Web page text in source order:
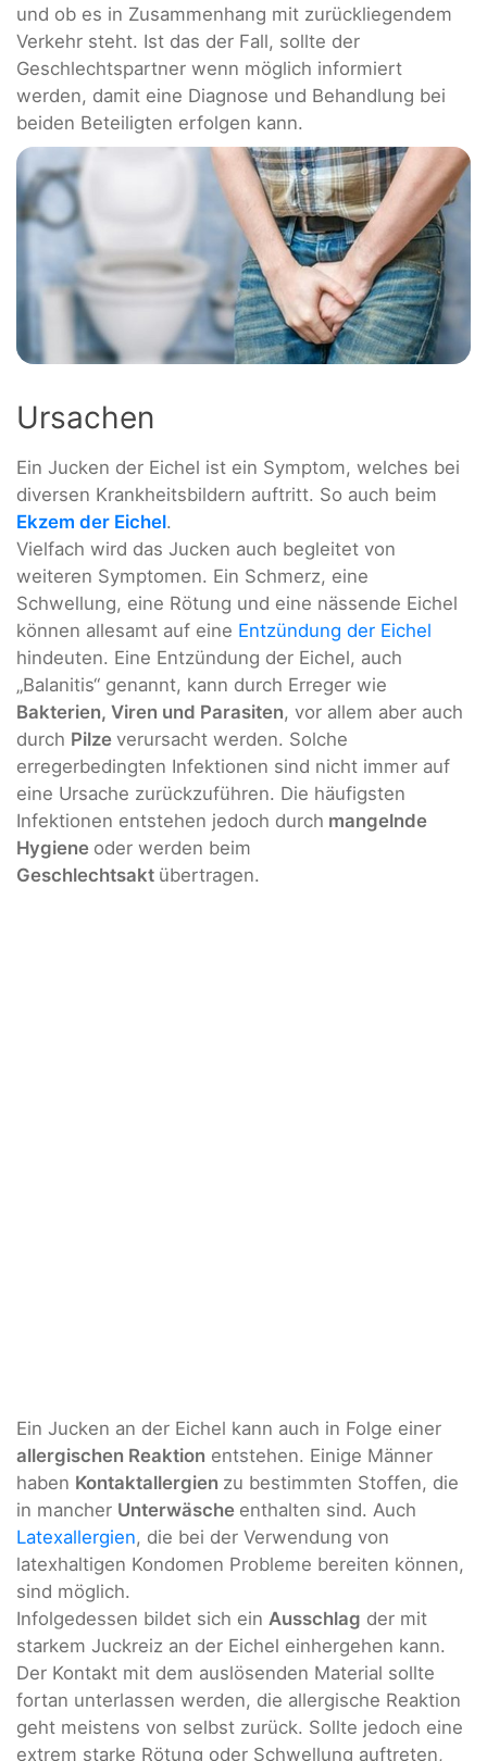
und ob es in Zusammenhang mit zurückliegendem
Verkehr steht. Ist das der Fall, sollte der
Geschlechtspartner wenn möglich informiert
werden, damit eine Diagnose und Behandlung bei
beiden Beteiligten erfolgen kann.
Ursachen
Ein Jucken der Eichel ist ein Symptom, welches bei
diversen Krankheitsbildern auftritt. So auch beim
Ekzem der Eichel.
Vielfach wird das Jucken auch begleitet von
weiteren Symptomen. Ein Schmerz, eine
Schwellung, eine Rötung und eine nässende Eichel
können allesamt auf eine Entzündung der Eichel
hindeuten. Eine Entzündung der Eichel, auch
„Balanitis“ genannt, kann durch Erreger wie
Bakterien, Viren und Parasiten, vor allem aber auch
durch Pilze verursacht werden. Solche
erregerbedingten Infektionen sind nicht immer auf
eine Ursache zurückzuführen. Die häufigsten
Infektionen entstehen jedoch durch mangelnde
Hygiene oder werden beim
Geschlechtsakt übertragen.
Ein Jucken an der Eichel kann auch in Folge einer
allergischen Reaktion entstehen. Einige Männer
haben Kontaktallergien zu bestimmten Stoffen, die
in mancher Unterwäsche enthalten sind. Auch
Latexallergien, die bei der Verwendung von
latexhaltigen Kondomen Probleme bereiten können,
sind möglich.
Infolgedessen bildet sich ein Ausschlag der mit
starkem Juckreiz an der Eichel einhergehen kann.
Der Kontakt mit dem auslösenden Material sollte
fortan unterlassen werden, die allergische Reaktion
geht meistens von selbst zurück. Sollte jedoch eine
extrem starke Rötung oder Schwellung auftreten,